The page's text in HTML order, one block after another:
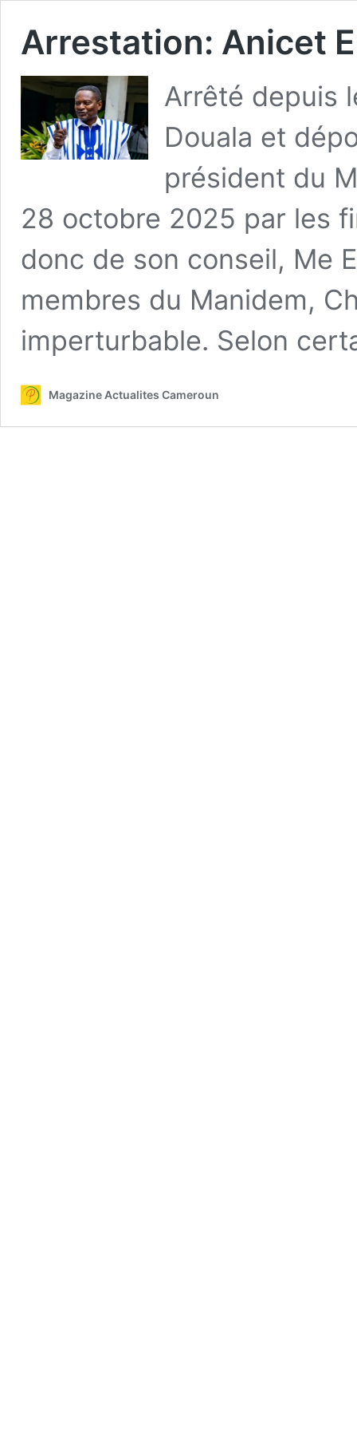
Arrestation: Anicet
Arrêté depuis
Douala et
président du
28 octobre 2025 par les
donc de son conseil, Me
membres du Manidem,
imperturbable. Selon
Magazine Actualites Cameroun